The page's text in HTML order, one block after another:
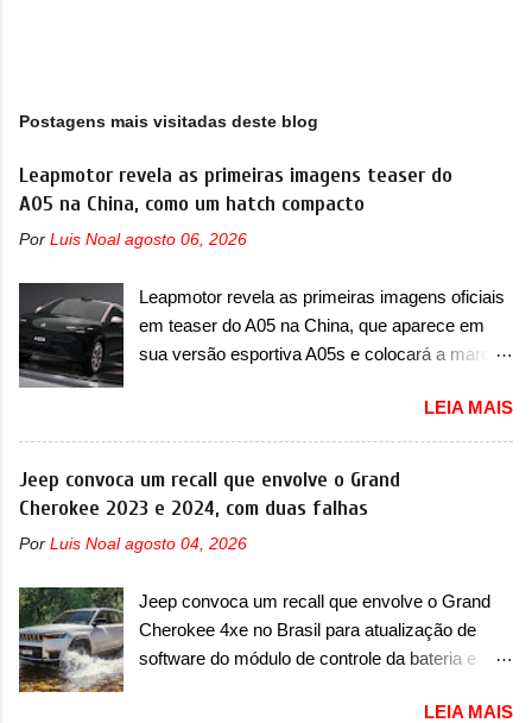
Postagens mais visitadas deste blog
Leapmotor revela as primeiras imagens teaser do
A05 na China, como um hatch compacto
Por Luis Noal agosto 06, 2026
Leapmotor revela as primeiras imagens oficiais
em teaser do A05 na China, que aparece em
sua versão esportiva A05s e colocará a marca
apresentando uma rápida expansão na China
em termos de portfólio. Apoiada pela Stellantis,
a marca confirmou a estreia de um novo
modelo compacto à sua linha. Posicionado
primeiras imagens teaser do A05, que nas
esportiva, o A05s. Previsto para ser lançado
ainda neste ano na China, o compacto elétrico
colocará a Leapmotor para concorrer com uma
LEIA MAIS
Jeep convoca um recall que envolve o Grand
Cherokee 2023 e 2024, com duas falhas
Por Luis Noal agosto 04, 2026
Jeep convoca um recall que envolve o Grand
Cherokee 4xe no Brasil para atualização de
software do módulo de controle da bateria e
Jeep convocou no dia 10 de outubro de 2025
LEIA MAIS